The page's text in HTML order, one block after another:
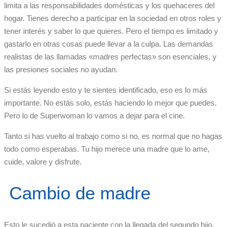
limita a las responsabilidades domésticas y los quehaceres del
hogar. Tienes derecho a participar en la sociedad en otros roles y
tener interés y saber lo que quieres. Pero el tiempo es limitado y
gastarlo en otras cosas puede llevar a la culpa. Las demandas
realistas de las llamadas «madres perfectas» son esenciales, y
las presiones sociales no ayudan.
Si estás leyendo esto y te sientes identificado, eso es lo más
importante. No estás solo, estás haciendo lo mejor que puedes.
Pero lo de Superwoman lo vamos a dejar para el cine.
Tanto si has vuelto al trabajo como si no, es normal que no hagas
todo como esperabas. Tu hijo merece una madre que lo ame,
cuide, valore y disfrute.
Cambio de madre
Esto le sucedió a esta paciente con la llegada del segundo hijo,